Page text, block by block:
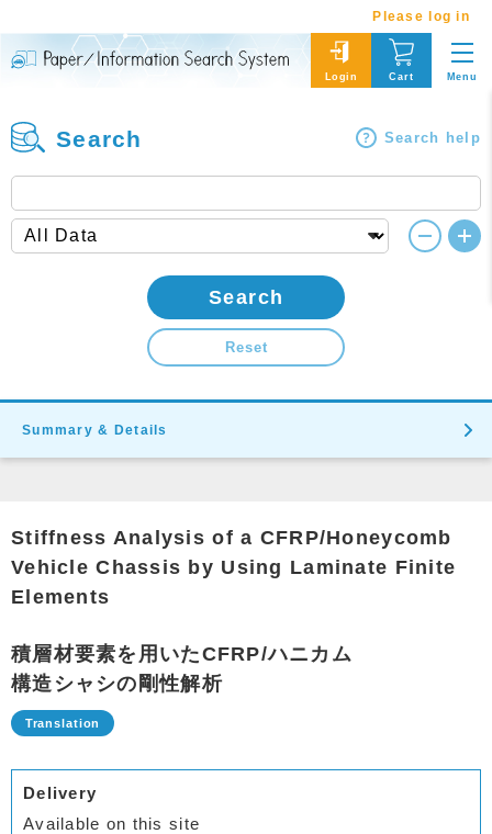
Please log in
Login Cart Menu
Search Search help
Search
Reset
Summary & Details
Stiffness Analysis of a CFRP/Honeycomb
Vehicle Chassis by Using Laminate Finite
Elements
積層材要素を用いたCFRP/ハニカム
構造シャシの剛性解析
Delivery
Available on this site